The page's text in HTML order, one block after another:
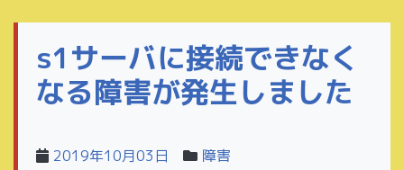
s1サーバに接続できなく
なる障害が発生しました
2019年10月03日 障害